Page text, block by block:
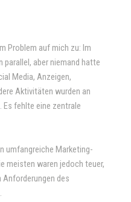
Problem auf mich zu: Im
parallel, aber niemand hatte
Media, Anzeigen,
Aktivitäten wurden an
Es fehlte eine zentrale
umfangreiche Marketing-
meisten waren jedoch teuer,
des